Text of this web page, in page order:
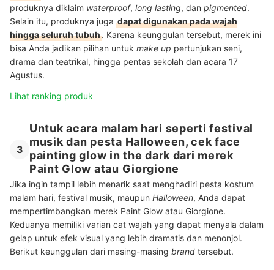
produknya diklaim waterproof, long lasting, dan pigmented.
Selain itu, produknya juga dapat digunakan pada wajah
hingga seluruh tubuh. Karena keunggulan tersebut, merek ini
bisa Anda jadikan pilihan untuk make up pertunjukan seni,
drama dan teatrikal, hingga pentas sekolah dan acara 17
Agustus.
Lihat ranking produk
3
Untuk acara malam hari seperti festival
musik dan pesta Halloween, cek face
painting glow in the dark dari merek
Paint Glow atau Giorgione
Jika ingin tampil lebih menarik saat menghadiri pesta kostum
malam hari, festival musik, maupun Halloween, Anda dapat
mempertimbangkan merek Paint Glow atau Giorgione.
Keduanya memiliki varian cat wajah yang dapat menyala dalam
gelap untuk efek visual yang lebih dramatis dan menonjol.
Berikut keunggulan dari masing-masing brand tersebut.